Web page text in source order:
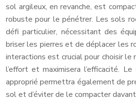
sol argileux, en revanche, est
robuste pour le pénétrer. Les sols
défi particulier, nécessitant des
briser les pierres et de déplacer les
interactions est crucial pour choisir le
l’effort et maximisera l’efficacité. Le
approprié permettra également de
sol et d’éviter de le compacter